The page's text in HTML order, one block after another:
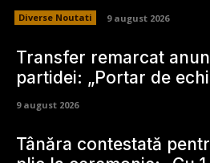
Diverse Noutati 9 august 2026
Transfer remarcat
partidei: „Portar de
9 august 2026
Tânăra contestată